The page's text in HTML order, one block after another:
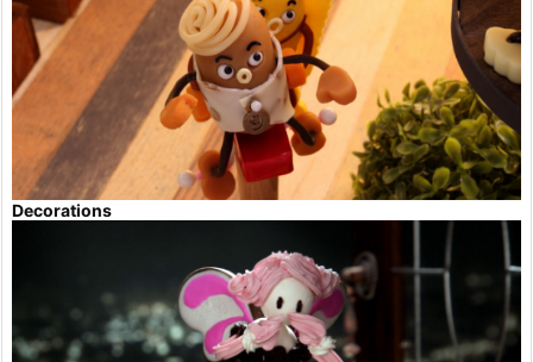
Decorations